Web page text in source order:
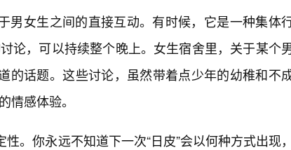
男女生之间的直接互动。有时候，它是一种集体
论，可以持续整个晚上。女生宿舍里，关于某个
的话题。这些讨论，虽然带着点少年的幼稚和不
情感体验。
。你永远不知道下一次“日皮”会以何种方式出现，